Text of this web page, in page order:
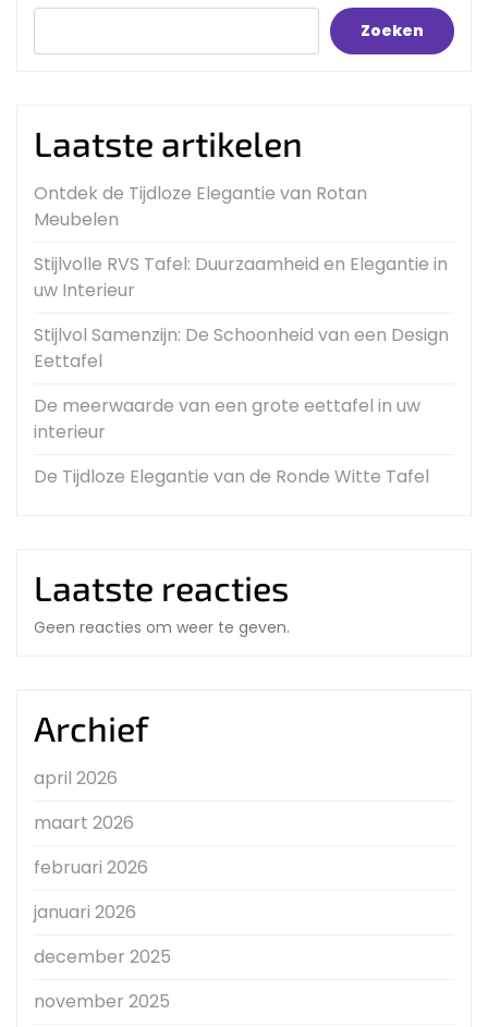
Zoeken
Laatste artikelen
Ontdek de Tijdloze Elegantie van Rotan
Meubelen
Stijlvolle RVS Tafel: Duurzaamheid en Elegantie in
uw Interieur
Stijlvol Samenzijn: De Schoonheid van een Design
Eettafel
De meerwaarde van een grote eettafel in uw
interieur
De Tijdloze Elegantie van de Ronde Witte Tafel
Laatste reacties
Geen reacties om weer te geven.
Archief
april 2026
maart 2026
februari 2026
januari 2026
december 2025
november 2025